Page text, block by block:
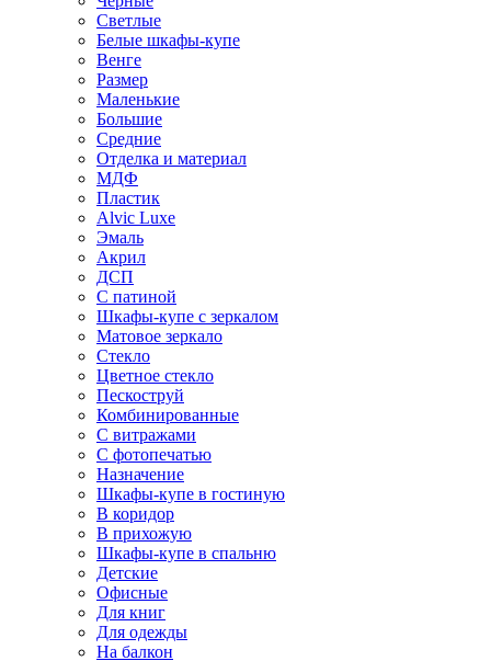
Светлые
Белые шкафы-купе
Венге
Размер
Маленькие
Большие
Средние
Отделка и материал
МДФ
Пластик
Alvic Luxe
Эмаль
Акрил
ДСП
С патиной
Шкафы-купе с зеркалом
Матовое зеркало
Стекло
Цветное стекло
Пескоструй
Комбинированные
С витражами
С фотопечатью
Назначение
Шкафы-купе в гостиную
В коридор
В прихожую
Шкафы-купе в спальню
Детские
Офисные
Для книг
Для одежды
На балкон